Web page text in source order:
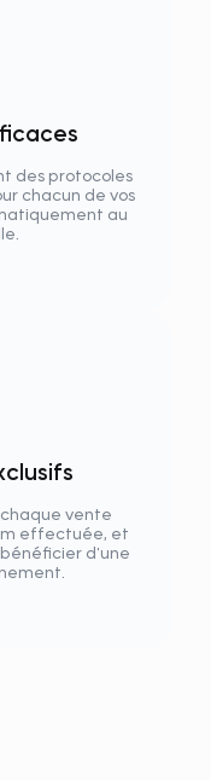
des protocoles
chacun de vos
au
vente
effectuée, et
d'une